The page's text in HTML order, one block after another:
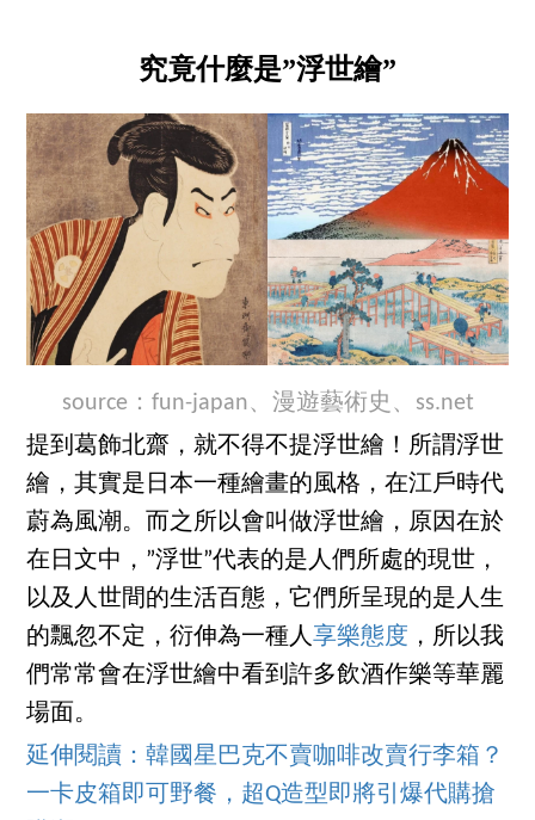
究竟什麼是”浮世繪”
source： fun-japan、 漫遊藝術史 、 ss.net
提到葛飾北齋，就不得不提浮世繪！所謂浮世
繪，其實是日本一種繪畫的風格，在江戶時代
蔚為風潮。而之所以會叫做浮世繪，原因在於
在日文中，”浮世”代表的是人們所處的現世，
以及人世間的生活百態，它們所呈現的是人生
的飄忽不定，衍伸為一種人享樂態度 ，所以我
們常常會在浮世繪中看到許多飲酒作樂等華麗
場面。
延伸閱讀：韓國星巴克不賣咖啡改賣行李箱？
一卡皮箱即可野餐，超Q造型即將引爆代購搶